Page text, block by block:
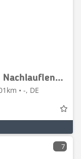
Doll LOGO H3L-14XL, Liftachse, Nachlauflenkachse,
• -, DE
7